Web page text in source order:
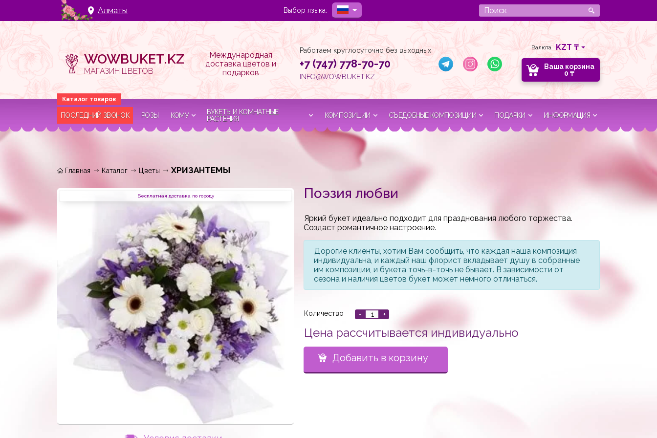
Алматы Выбор языка:
WOWBUKET.KZ
МАГАЗИН ЦВЕТОВ
Международная
доставка цветов и
подарков
Работаем круглосуточно без выходных
+7 (747) 778-70-70
INFO@WOWBUKET.KZ
Валюта
Ваша корзина
0 ₸
ПОСЛЕДНИЙ ЗВОНОК РОЗЫ КОМУ
БУКЕТЫ И КОМНАТНЫЕ
РАСТЕНИЯ
КОМПОЗИЦИИ СЪЕДОБНЫЕ КОМПОЗИЦИИ ПОДАРКИ ИНФОРМАЦИЯ
Главная Каталог Цветы ХРИЗАНТЕМЫ
Бесплатная доставка по городу Поэзия любви
Яркий букет идеально подходит для празднования любого торжества.
Создаст романтичное настроение.
Дорогие клиенты, хотим Вам сообщить, что каждая наша композиция
индивидуальна, и каждый наш флорист вкладывает душу в собранные
им композиции, и букета точь-в-точь не бывает. В зависимости от
сезона и наличия цветов букет может немного отличаться.
Количество - +
Цена рассчитывается индивидуально
Добавить в корзину